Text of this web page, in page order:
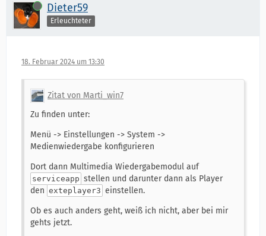
Online Dieter59
Erleuchteter
18. Februar 2024 um 13:30
Zitat von Marti_win7
Zu finden unter:
Menü -> Einstellungen -> System ->
Medienwiedergabe konfigurieren
Dort dann Multimedia Wiedergabemodul auf
serviceapp stellen und darunter dann als Player
den exteplayer3 einstellen.
Ob es auch anders geht, weiß ich nicht, aber bei mir
gehts jetzt.